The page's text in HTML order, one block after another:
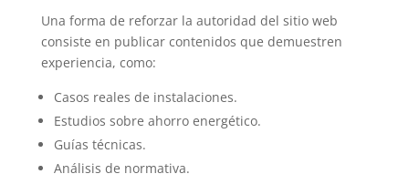
Una forma de reforzar la autoridad del sitio web
consiste en publicar contenidos que demuestren
experiencia, como:
Casos reales de instalaciones.
Estudios sobre ahorro energético.
Guías técnicas.
Análisis de normativa.